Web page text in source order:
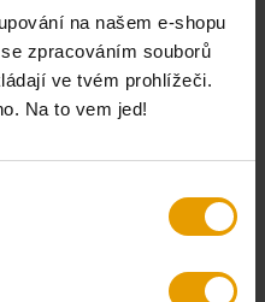
na našem e-shopu
zpracováním souborů
ve tvém prohlížeči.
Na to vem jed!
čepice Evas II
khaki
749 Kč
skladem